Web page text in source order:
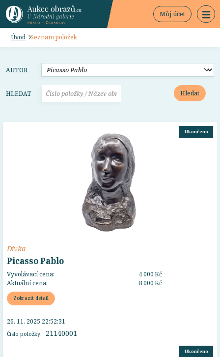
Můj účet
Úvod Seznam položek
AUTOR
HLEDAT Hledat
Ukončeno
Dívka
Picasso Pablo
Vyvolávací cena:
4 000 Kč
Aktuální cena:
8 000 Kč
Zobrazit detail
Číslo položky: 21140001
26. 11. 2025 22:52:31
Ukončeno